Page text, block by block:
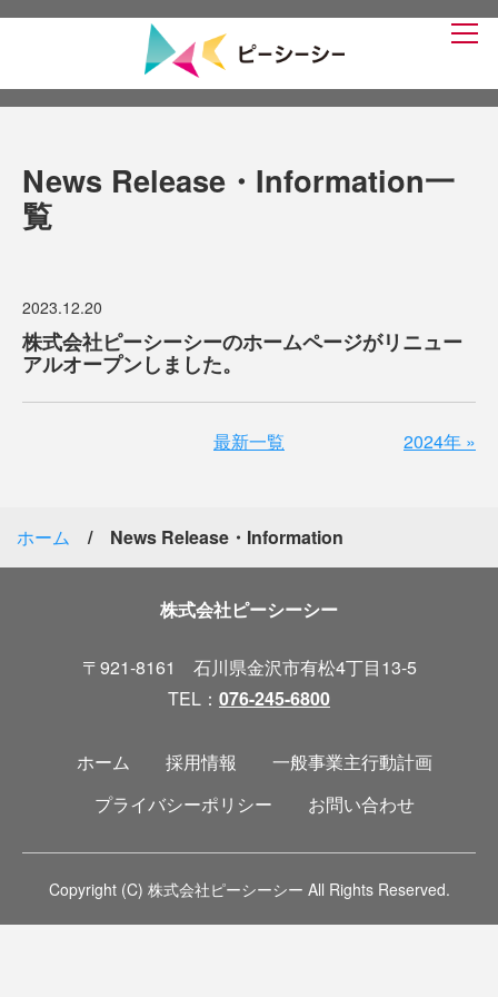
News Release・Information一
覧
2023.12.20
株式会社ピーシーシーのホームページがリニュー
アルオープンしました。
最新一覧 2024年 »
ホーム News Release・Information
株式会社ピーシーシー
〒921-8161 石川県金沢市有松4丁目13-5
TEL： 076-245-6800
ホーム 採用情報
一般事業主行動計画
プライバシーポリシー
お問い合わせ
Copyright (C) 株式会社ピーシーシー All Rights Reserved.